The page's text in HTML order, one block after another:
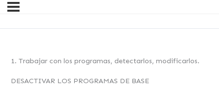
1. Trabajar con los programas, detectarlos, modificarlos.
DESACTIVAR LOS PROGRAMAS DE BASE